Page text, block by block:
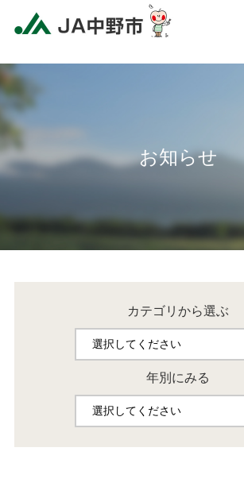
お知らせ
カテゴリから選ぶ
年別にみる